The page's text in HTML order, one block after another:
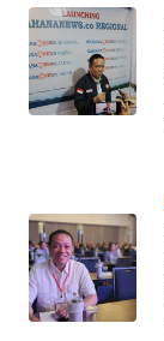
WN
LANGKAT
WN
TANJUNG
LESUNG